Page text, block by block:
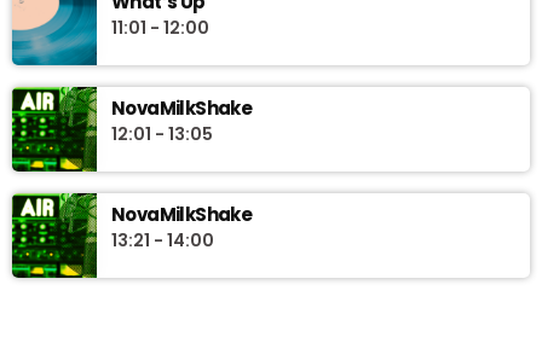
11:01 - 12:00
NovaMilkShake
12:01 - 13:05
NovaMilkShake
13:21 - 14:00